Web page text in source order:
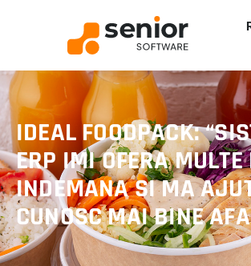
IDEAL FOODPACK:
ERP IMI OFERA MULTE
INDEMANA SI MA
CUNOSC MAI BINE